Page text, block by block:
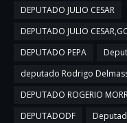
DEPUTADO JULIO CESAR
DEPUTADO JULIO
DEPUTADO PEPA
deputado Rodrigo
DEPUTADO ROGERIO
DEPUTADODF